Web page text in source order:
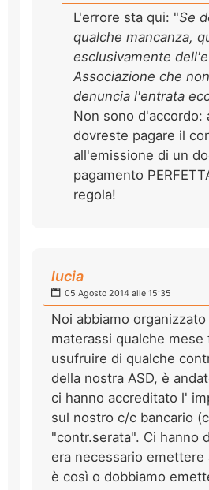
L'errore sta qui: "Se
qualche mancanza,
esclusivamente
Associazione che
denuncia l'entrata
Non sono d'accordo:
dovreste pagare il
all'emissione di un
pagamento
regola!
lucia
05 Agosto 2014 alle 15:35
Noi abbiamo
materassi qualche
usufruire di qualche
della nostra ASD, è
ci hanno accreditato l'
sul nostro c/c bancario
"contr.serata". Ci hanno
era necessario emettere
è così o dobbiamo